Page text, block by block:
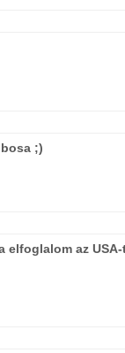
;)
elfoglalom az